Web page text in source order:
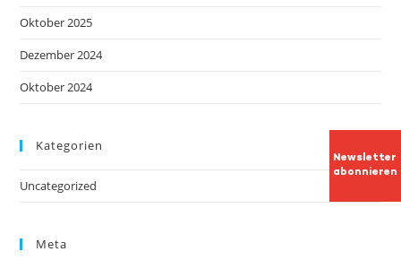
Oktober 2025
Dezember 2024
Oktober 2024
Kategorien
Uncategorized
Meta
Newsletter
abonnieren